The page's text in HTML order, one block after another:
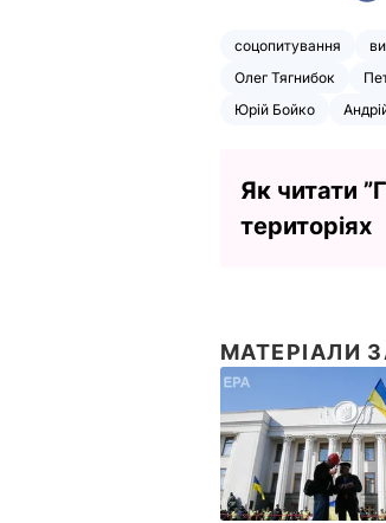
соцопитування
Олег Тягнибок
Юрій Бойко
Як читати
територіях
МАТЕРІАЛИ